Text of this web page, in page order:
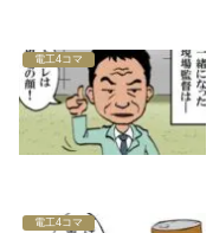
電工4コマ
電工4コマ